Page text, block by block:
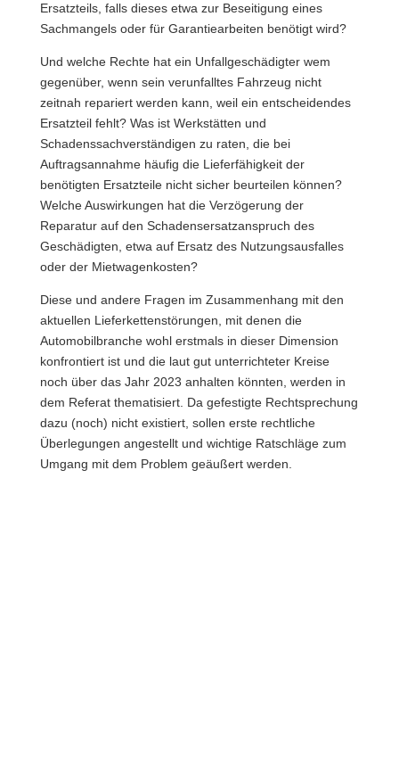
Ersatzteils, falls dieses etwa zur Beseitigung eines
Sachmangels oder für Garantiearbeiten benötigt wird?
Und welche Rechte hat ein Unfallgeschädigter wem
gegenüber, wenn sein verunfalltes Fahrzeug nicht
zeitnah repariert werden kann, weil ein entscheidendes
Ersatzteil fehlt? Was ist Werkstätten und
Schadenssachverständigen zu raten, die bei
Auftragsannahme häufig die Lieferfähigkeit der
benötigten Ersatzteile nicht sicher beurteilen können?
Welche Auswirkungen hat die Verzögerung der
Reparatur auf den Schadensersatzanspruch des
Geschädigten, etwa auf Ersatz des Nutzungsausfalles
oder der Mietwagenkosten?
Diese und andere Fragen im Zusammenhang mit den
aktuellen Lieferkettenstörungen, mit denen die
Automobilbranche wohl erstmals in dieser Dimension
konfrontiert ist und die laut gut unterrichteter Kreise
noch über das Jahr 2023 anhalten könnten, werden in
dem Referat thematisiert. Da gefestigte Rechtsprechung
dazu (noch) nicht existiert, sollen erste rechtliche
Überlegungen angestellt und wichtige Ratschläge zum
Umgang mit dem Problem geäußert werden.